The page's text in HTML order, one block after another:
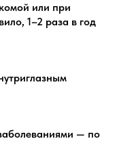
или при
1–2 раза в год
— по